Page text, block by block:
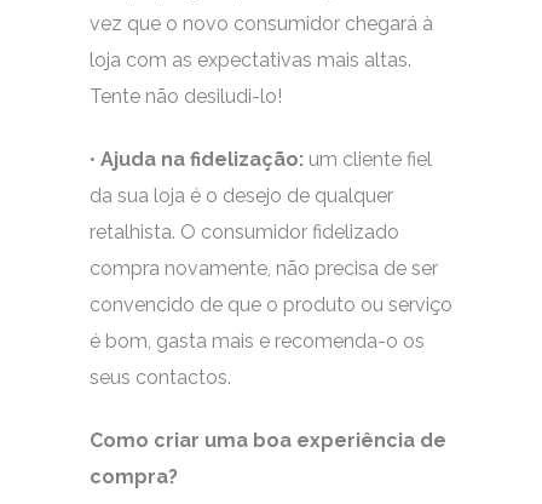
vez que o novo consumidor chegará à
loja com as expectativas mais altas.
Tente não desiludi-lo!
• Ajuda na fidelização: um cliente fiel
da sua loja é o desejo de qualquer
retalhista. O consumidor fidelizado
compra novamente, não precisa de ser
convencido de que o produto ou serviço
é bom, gasta mais e recomenda-o os
seus contactos.
Como criar uma boa experiência de
compra?